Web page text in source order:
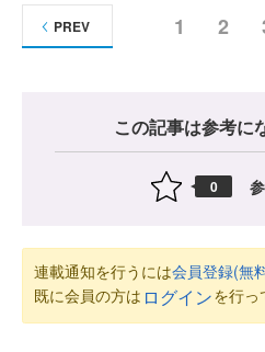
1 2
PREV
この記事は参考に
0
連載通知を行うには会員登録(無
既に会員の方は ログインを行っ